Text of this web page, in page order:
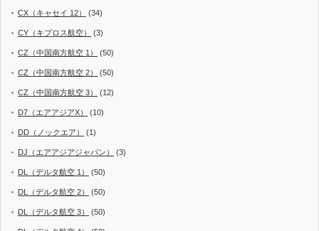
CX（キャセイ 12） (34)
CY（キプロス航空） (3)
CZ（中国南方航空 1） (50)
CZ（中国南方航空 2） (50)
CZ（中国南方航空 3） (12)
D7（エアアジアX） (10)
DD（ノックエア） (1)
DJ（エアアジアジャパン） (3)
DL（デルタ航空 1） (50)
DL（デルタ航空 2） (50)
DL（デルタ航空 3） (50)